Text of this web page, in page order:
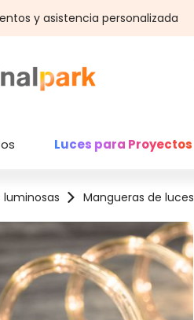
y asistencia personalizada
Luces para Proyectos
luminosas Mangueras de luces